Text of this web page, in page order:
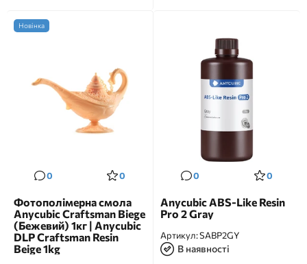
Новінка
0 0
Фотополімерна смола
Anycubic Craftsman Biege
(Бежевий) 1кг | Anycubic
DLP Craftsman Resin
Beige 1kg
0 0
Anycubic ABS-Like Resin
Pro 2 Gray
Артикул:SABP2GY
В наявності